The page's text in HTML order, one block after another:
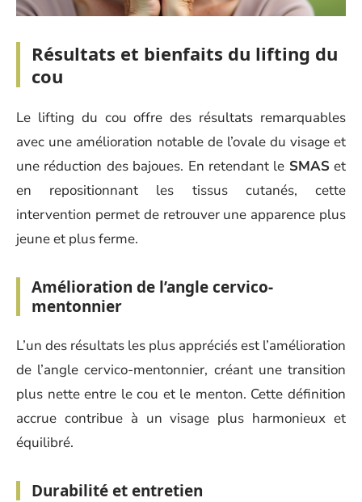
Résultats et bienfaits du lifting du
cou
Le lifting du cou offre des résultats remarquables
avec une amélioration notable de l’ovale du visage et
une réduction des bajoues. En retendant le SMASet
en repositionnant les tissus cutanés, cette
intervention permet de retrouver une apparence plus
jeune et plus ferme.
Amélioration de l’angle cervico-
mentonnier
L’un des résultats les plus appréciés est l’amélioration
de l’angle cervico-mentonnier, créant une transition
plus nette entre le cou et le menton. Cette définition
accrue contribue à un visage plus harmonieux et
équilibré.
Durabilité et entretien